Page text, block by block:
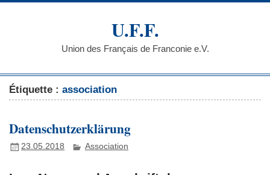
Skip
U.F.F.
Union des Français de Franconie e.V.
Étiquette :association
Datenschutzerklärung
23.05.2018 Association